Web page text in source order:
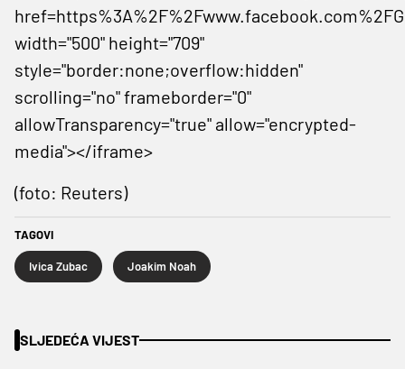
width="500" height="709"
style="border:none;overflow:hidden"
scrolling="no" frameborder="0"
allowTransparency="true" allow="encrypted-
media"></iframe>
(foto: Reuters)
TAGOVI
Ivica Zubac Joakim Noah
SLJEDEĆA VIJEST